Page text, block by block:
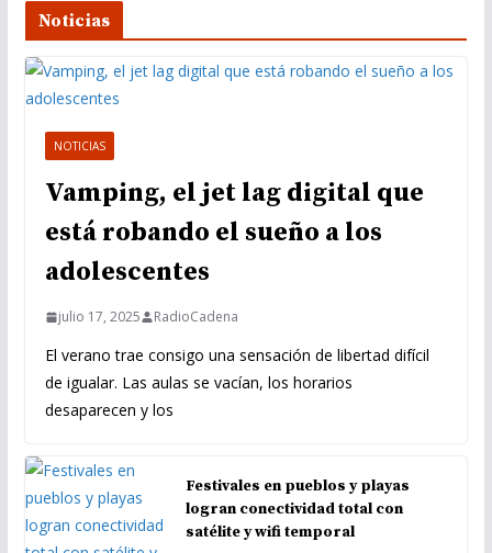
Noticias
NOTICIAS
Vamping, el jet lag digital que
está robando el sueño a los
adolescentes
julio 17, 2025 RadioCadena
El verano trae consigo una sensación de libertad difícil
de igualar. Las aulas se vacían, los horarios
desaparecen y los
Festivales en pueblos y playas
logran conectividad total con
satélite y wifi temporal